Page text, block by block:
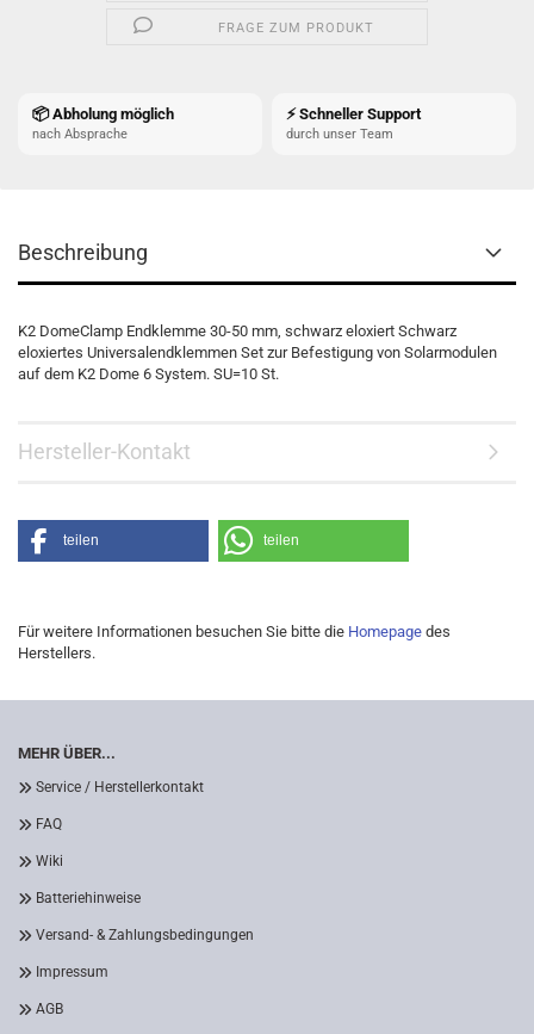
FRAGE ZUM PRODUKT
📦 Abholung möglich
nach Absprache
⚡ Schneller Support
durch unser Team
Beschreibung
K2 DomeClamp Endklemme 30-50 mm, schwarz eloxiert Schwarz
eloxiertes Universalendklemmen Set zur Befestigung von Solarmodulen
auf dem K2 Dome 6 System. SU=10 St.
Hersteller-Kontakt
teilen teilen
Für weitere Informationen besuchen Sie bitte die Homepage des
Herstellers.
MEHR ÜBER...
Service / Herstellerkontakt
FAQ
Wiki
Batteriehinweise
Versand- & Zahlungsbedingungen
Impressum
AGB